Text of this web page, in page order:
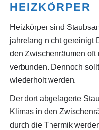
HEIZKÖRPER
Heizkörper sind
jahrelang nicht gereinigt
den Zwischenräumen oft
verbunden. Dennoch
wiederholt werden.
Der dort abgelagerte
Klimas in den
durch die Thermik